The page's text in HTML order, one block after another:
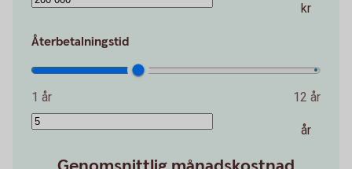
kr
Återbetalningstid
1 år 12 år
år